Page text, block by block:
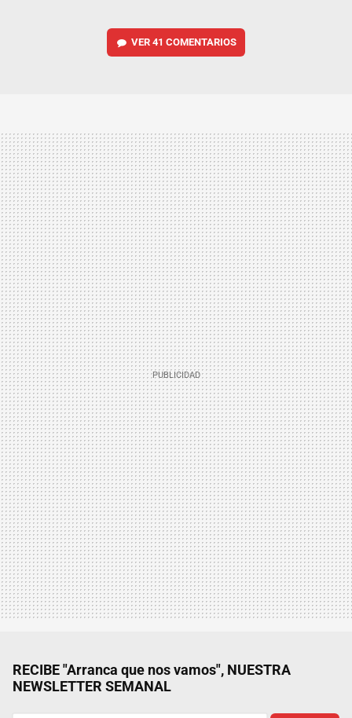
VER 41 COMENTARIOS
RECIBE "Arranca que nos vamos", NUESTRA
NEWSLETTER SEMANAL